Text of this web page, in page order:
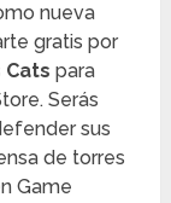
nueva
gratis por
Catspara
Serás
sus
de torres
Game